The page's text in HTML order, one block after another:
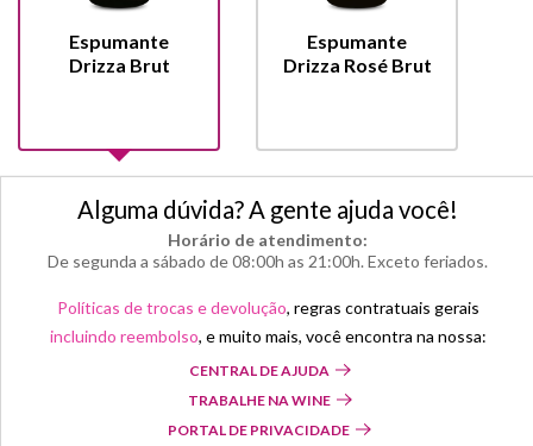
Espumante
Drizza Brut
Espumante
Drizza Rosé Brut
Alguma dúvida? A gente ajuda você!
Horário de atendimento:
De segunda a sábado de 08:00h as 21:00h. Exceto feriados.
Políticas de trocas e devolução, regras contratuais gerais
incluindo reembolso, e muito mais, você encontra na nossa:
CENTRAL DE AJUDA
TRABALHE NA WINE
PORTAL DE PRIVACIDADE